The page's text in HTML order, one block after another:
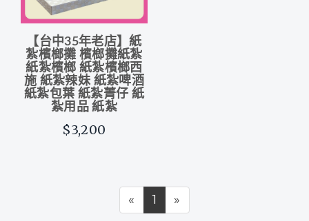
【台中35年老店】紙
紮檳榔攤 檳榔攤紙紮
紙紮檳榔 紙紮檳榔西
施 紙紮辣妹 紙紮啤酒
紙紮包葉 紙紮菁仔 紙
紮用品 紙紮
$3,200
« 1 »